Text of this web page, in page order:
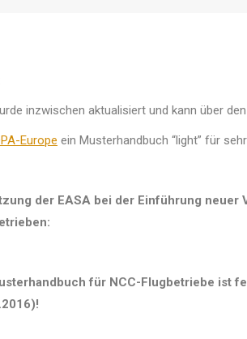
inzwischen aktualisiert und kann über
Europe ein Musterhandbuch “light” für
der EASA bei der Einführung
für NCC-Flugbetriebe ist